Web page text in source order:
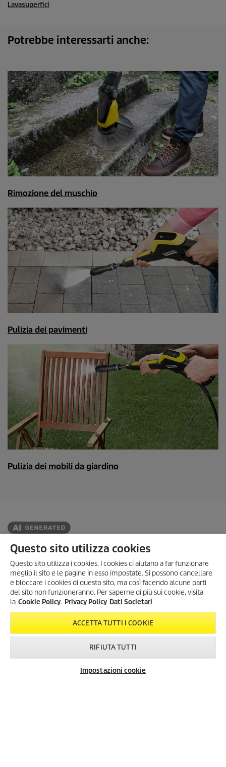
SONO ARRIVATI I SUMMER
DAYS!
Scopri tutte leofferte esclusive,
consconti fino al 35%!
Lavasuperfici
Potrebbe interessarti anche:
Rimozione del muschio
Pulizia dei pavimenti
Pulizia dei mobili da giardino
FAQ
INFORMAZIONI UTILI
METODI DI PAGAMENTO
LA NOSTRA AZIENDA
Questo sito utilizza cookies
Questo sito utilizza i cookies. I cookies ci aiutano a far funzionare
meglio il sito e le pagine in esso impostate. Si possono cancellare
e bloccare i cookies di questo sito, ma così facendo alcune parti
del sito non funzioneranno. Per saperne di più sui cookie, visita
la Cookie Policy. Privacy Policy Dati Societari
ACCETTA TUTTI I COOKIE
RIFIUTA TUTTI
Impostazioni cookie